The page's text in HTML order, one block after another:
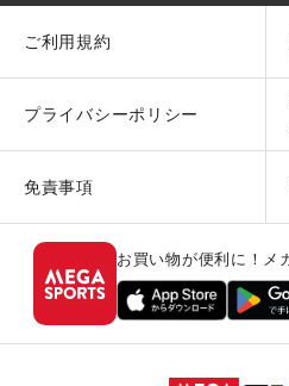
ご利用規約
プライバシーポリシー
免責事項
お買い物が便利に！メ